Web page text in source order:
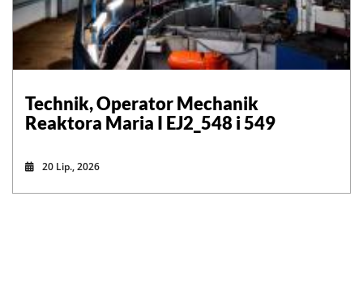
Technik, Operator Mechanik
Reaktora Maria I EJ2_548 i 549
20 Lip., 2026